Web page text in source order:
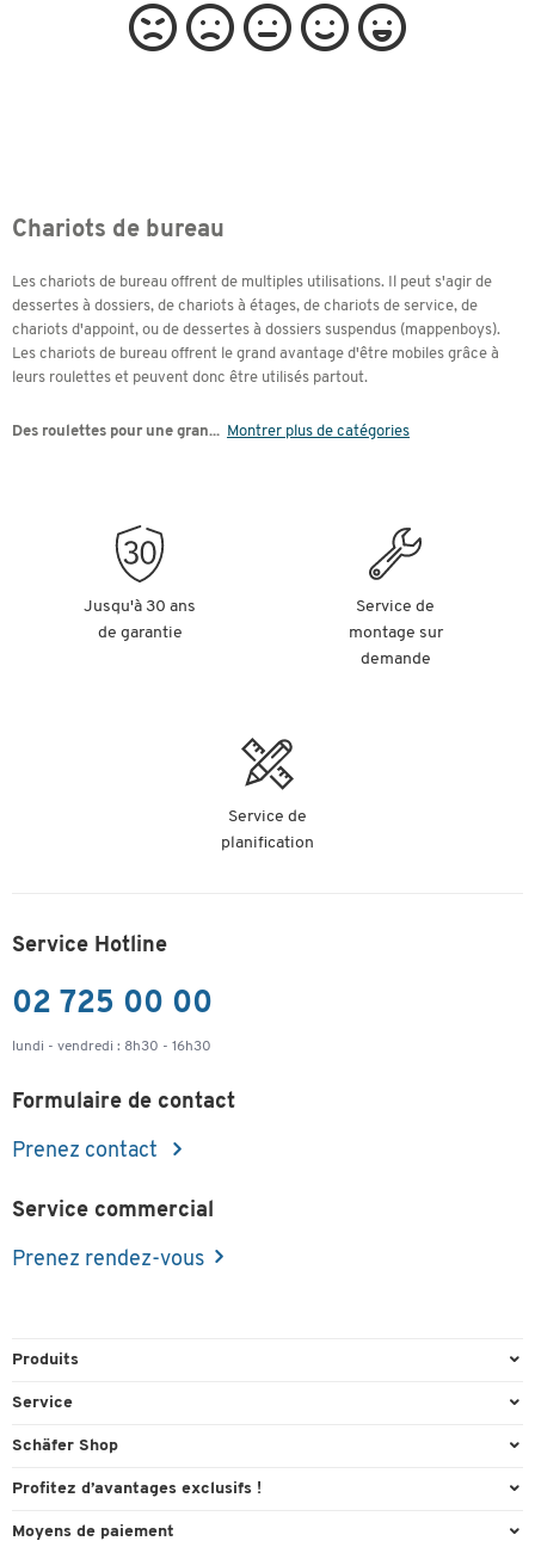
Chariots de bureau
Les chariots de bureau offrent de multiples utilisations. Il peut s'agir de
dessertes à dossiers, de chariots à étages, de chariots de service, de
chariots d'appoint, ou de dessertes à dossiers suspendus (mappenboys).
Les chariots de bureau offrent le grand avantage d'être mobiles grâce à
leurs roulettes et peuvent donc être utilisés partout.
Des roulettes pour une gran... Montrer plus de catégories
Jusqu'à 30 ans
de garantie
Service de
montage sur
demande
Service de
planification
Service Hotline
02 725 00 00
lundi - vendredi : 8h30 - 16h30
Formulaire de contact
Prenez contact
Service commercial
Prenez rendez-vous
Produits
Emballage et expédition
Fournitures de bureau
Service
Aperçu des n° de tél.
Schäfer Shop
A propos
Profitez d’avantages exclusifs !
Cadeau de bienvenue
Moyens de paiement